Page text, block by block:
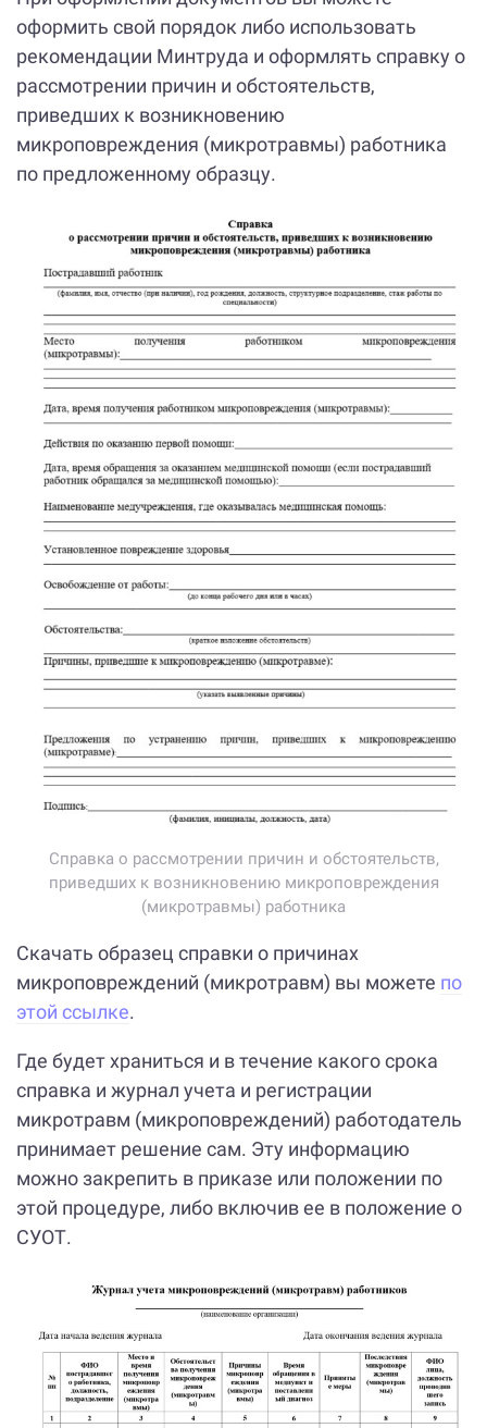
оформить свой порядок либо использовать
рекомендации Минтруда и оформлять справку о
рассмотрении причин и обстоятельств,
приведших к возникновению
микроповреждения (микротравмы) работника
по предложенному образцу.
Справка о рассмотрении причин и обстоятельств,
приведших к возникновению микроповреждения
(микротравмы) работника
Скачать образец справки о причинах
микроповреждений (микротравм) вы можете по
этой ссылке.
Где будет храниться и в течение какого срока
справка и журнал учета и регистрации
микротравм (микроповреждений) работодатель
принимает решение сам. Эту информацию
можно закрепить в приказе или положении по
этой процедуре, либо включив ее в положение о
СУОТ.